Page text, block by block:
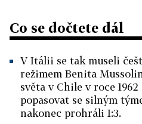
Co se dočtete dál
V Itálii se tak museli
režimem Benita
světa v Chile v roce 1962
popasovat se silným
nakonec prohráli 1:3.